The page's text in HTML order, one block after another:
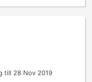
till 28 Nov 2019